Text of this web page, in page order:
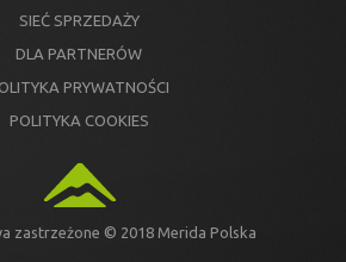
SIEĆ SPRZEDAŻY
DLA PARTNERÓW
PRYWATNOŚCI
POLITYKA COOKIES
zastrzeżone © 2018 Merida Polska